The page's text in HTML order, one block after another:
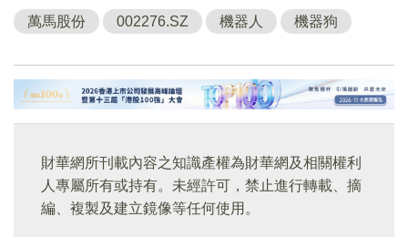
萬馬股份 002276.SZ 機器人 機器狗
財華網所刊載內容之知識產權為財華網及相關權利
人專屬所有或持有。未經許可，禁止進行轉載、摘
編、複製及建立鏡像等任何使用。